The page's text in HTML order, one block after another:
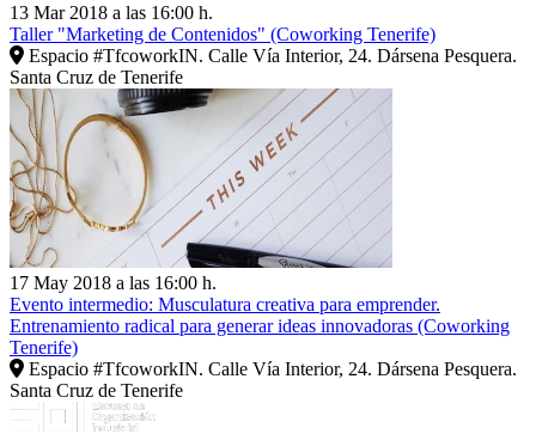
13 Mar 2018 a las 16:00 h.
Taller "Marketing de Contenidos" (Coworking Tenerife)
Espacio #TfcoworkIN. Calle Vía Interior, 24. Dársena Pesquera.
Santa Cruz de Tenerife
17 May 2018 a las 16:00 h.
Evento intermedio: Musculatura creativa para emprender.
Entrenamiento radical para generar ideas innovadoras (Coworking
Tenerife)
Espacio #TfcoworkIN. Calle Vía Interior, 24. Dársena Pesquera.
Santa Cruz de Tenerife